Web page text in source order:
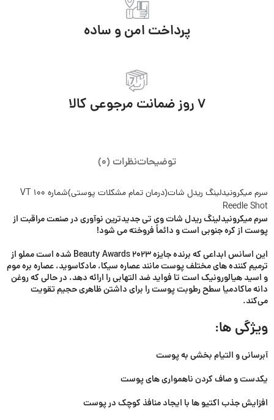
پرداخت امن و ساده
7 روز ضمانت مرجوعی کالا
توضیحاتنظرات (0)
سرم میکرونیدلینگ ریدل شات(درمان تمام مشکلات پوستی)شماره ۱۰۰ VT
Reedle Shot
سرم میکرونیدلینگ ریدل شات وی تی جدیدترین نوآوری در صنعت مراقبت از
پوست از کره جنوبی است و دائماً فروخته می شود!
این اسانس ابداعی که برنده جایزه Beauty Awards 2023 شده است مملو از
ترمیم کننده ‌های مختلف پوست مانند عصاره سیکا، مادکاسوید، عصاره بره موم
و اسید هیالورونیک است تا فواید ضد التهابی را ارائه دهد، در حالی که روغن
دانه ماکادمیا سطح رطوبت پوست را برای داشتن ظاهری حجیم تقویت
می‌کند.
ویژگی ها:
آبرسانی و التیام بخشی به پوست
یکدست و صاف کردن ناهمواری های پوست
افزایش جذب اکتیو ها با ایجاد منافذ کوچک در پوست